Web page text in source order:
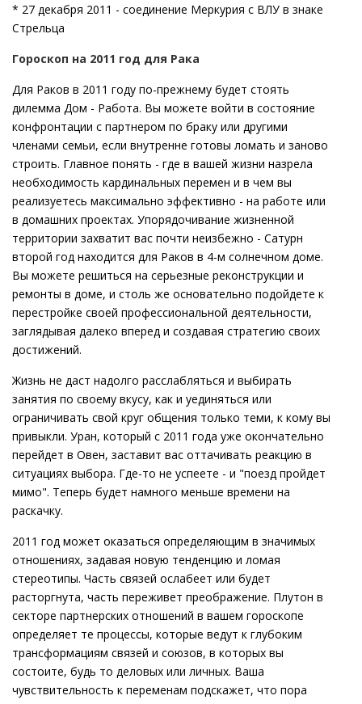
* 27 декабря 2011 - соединение Меркурия с ВЛУ в знаке
Стрельца
Гороскоп на 2011 год для Рака
Для Раков в 2011 году по-прежнему будет стоять
дилемма Дом - Работа. Вы можете войти в состояние
конфронтации с партнером по браку или другими
членами семьи, если внутренне готовы ломать и заново
строить. Главное понять - где в вашей жизни назрела
необходимость кардинальных перемен и в чем вы
реализуетесь максимально эффективно - на работе или
в домашних проектах. Упорядочивание жизненной
территории захватит вас почти неизбежно - Сатурн
второй год находится для Раков в 4-м солнечном доме.
Вы можете решиться на серьезные реконструкции и
ремонты в доме, и столь же основательно подойдете к
перестройке своей профессиональной деятельности,
заглядывая далеко вперед и создавая стратегию своих
достижений.
Жизнь не даст надолго расслабляться и выбирать
занятия по своему вкусу, как и уединяться или
ограничивать свой круг общения только теми, к кому вы
привыкли. Уран, который с 2011 года уже окончательно
перейдет в Овен, заставит вас оттачивать реакцию в
ситуациях выбора. Где-то не успеете - и "поезд пройдет
мимо". Теперь будет намного меньше времени на
раскачку.
2011 год может оказаться определяющим в значимых
отношениях, задавая новую тенденцию и ломая
стереотипы. Часть связей ослабеет или будет
расторгнута, часть переживет преображение. Плутон в
секторе партнерских отношений в вашем гороскопе
определяет те процессы, которые ведут к глубоким
трансформациям связей и союзов, в которых вы
состоите, будь то деловых или личных. Ваша
чувствительность к переменам подскажет, что пора